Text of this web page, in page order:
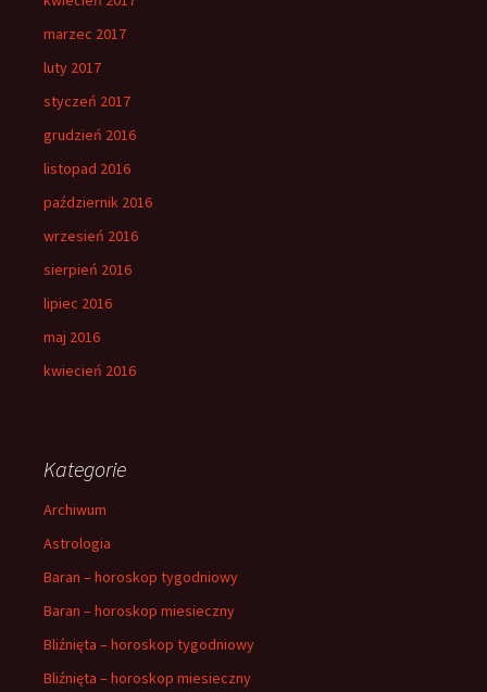
marzec 2017
luty 2017
styczeń 2017
grudzień 2016
listopad 2016
październik 2016
wrzesień 2016
sierpień 2016
lipiec 2016
maj 2016
kwiecień 2016
Kategorie
Archiwum
Astrologia
Baran – horoskop tygodniowy
Baran – horoskop miesieczny
Bliźnięta – horoskop tygodniowy
Bliźnięta – horoskop miesieczny